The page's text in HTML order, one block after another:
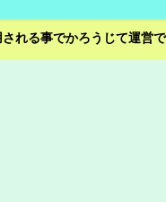
る事でかろうじて運営